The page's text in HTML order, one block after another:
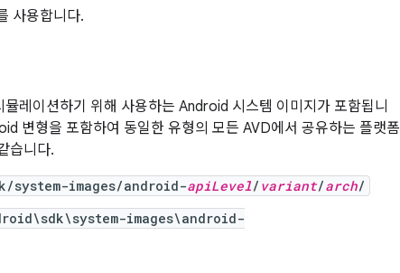
사용합니다.
레이션하기 위해 사용하는 Android 시스템 이미지가 포함됩니
변형을 포함하여 동일한 유형의 모든 AVD에서 공유하는 플랫폼
습니다.
images/android-apiLevel/ variant/arch/
images\android-